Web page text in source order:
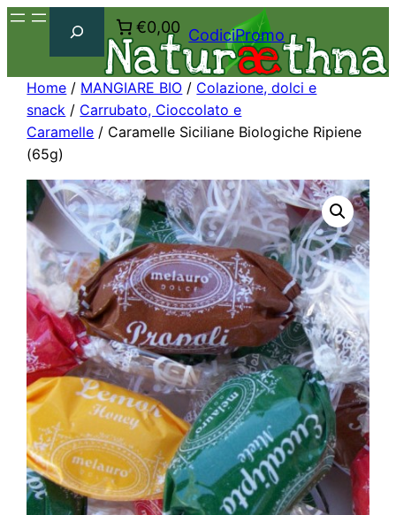
€0,00 CodiciPromo
Home / MANGIARE BIO / Colazione, dolci e
snack / Carrubato, Cioccolato e
Caramelle / Caramelle Siciliane Biologiche Ripiene
(65g)